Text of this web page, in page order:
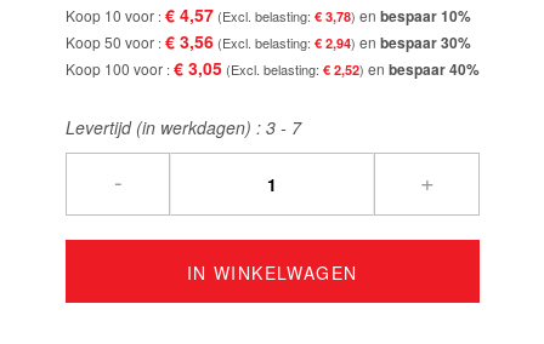
Koop 10 voor € 4,57 € 3,78 en bespaar10%
Koop 50 voor € 3,56 € 2,94 en bespaar30%
Koop 100 voor € 3,05 € 2,52 en bespaar40%
Levertijd (in werkdagen) : 3 - 7
- +
IN WINKELWAGEN